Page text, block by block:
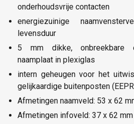
onderhoudsvrije contacten
energiezuinige
levensduur
5 mm dikke, onbreekbare
naamplaat in plexiglas
intern geheugen voor het
gelijkaardige buitenposten
Afmetingen naamveld: 53 x 62
Afmetingen infoveld: 37 x 62